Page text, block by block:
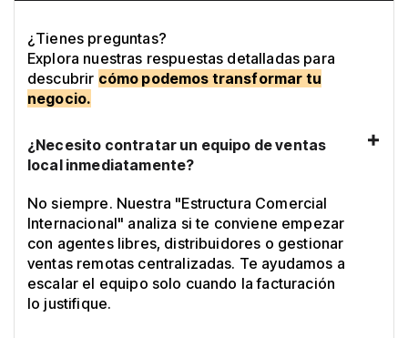
¿Tienes preguntas?
Explora nuestras respuestas detalladas para
descubrir cómo podemos transformar tu
negocio.
¿Necesito contratar un equipo de ventas
local inmediatamente?
No siempre. Nuestra "Estructura Comercial
Internacional" analiza si te conviene empezar
con agentes libres, distribuidores o gestionar
ventas remotas centralizadas. Te ayudamos a
escalar el equipo solo cuando la facturación
lo justifique.